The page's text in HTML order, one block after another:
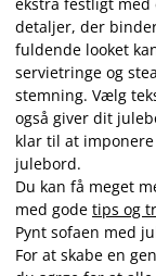
detaljer, der
fuldende looket
servietringe og
stemning. Vælg
også giver dit
klar til at
julebord.
Du kan få meget
med gode tips og
Pynt sofaen med
For at skabe en